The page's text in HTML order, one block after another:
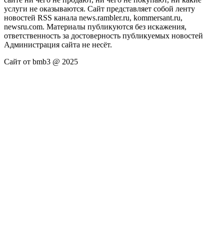
услуги не оказываются. Сайт представляет собой ленту
новостей RSS канала news.rambler.ru, kommersant.ru,
newsru.com. Материалы публикуются без искажения,
ответственность за достоверность публикуемых новостей
Администрация сайта не несёт.
Сайт от bmb3 @ 2025